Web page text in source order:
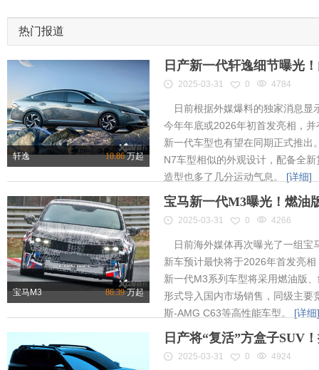
热门报道
轩逸 10.86万起
日产新一代轩逸细节曝光
2025-03-31 0 4784
日前根据外媒爆料的独家消息显
今年年底或2026年初首发亮相，
新一代车型也有望在同期正式推出
N7车型相似的外观设计，配备全
造型也多了几分运动气息。 [详细]
宝马M3 86.39万起
宝马新一代M3曝光！燃油
2025-03-31 0 4266
日前海外媒体再次曝光了一组宝
新车预计最快将于2026年首发亮
新一代M3系列车型将采用燃油版
形式导入国内市场销售，同级主要
斯-AMG C63等高性能车型。 [详细]
日产将“复活”方盒子SUV
2025-03-31 0 4924